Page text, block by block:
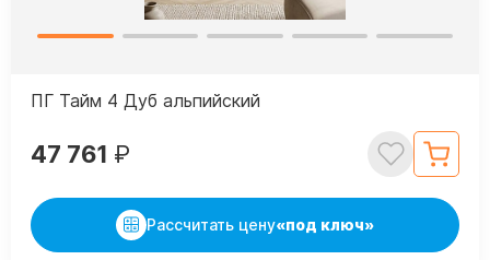
ПГ Тайм 4 Дуб альпийский
47 761 ₽
Рассчитать цену«под ключ»